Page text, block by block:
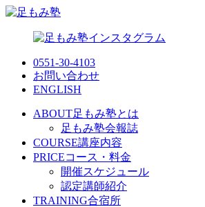
0551-30-4103
お問い合わせ
ENGLISH
ABOUT足もみ塾とは
足もみ塾会報誌
COURSE講座内容
PRICEコース・料金
開催スケジュール
認定講師紹介
TRAINING合宿所